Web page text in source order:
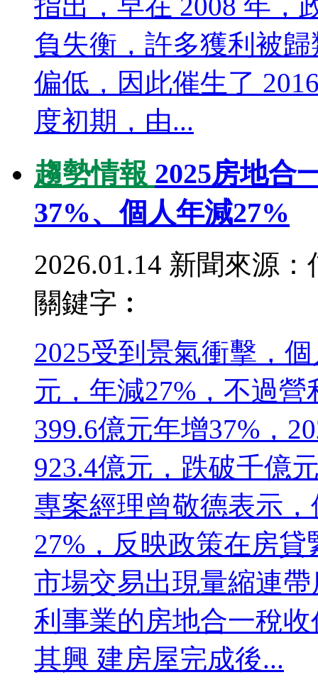
指出，早在 2008 年，
負失衡，許多獲利被
偏低，因此催生了
度初期，由...
趨勢情報 2025房地合
37%、個人年減27%
2026.01.14 新聞來源：
關鍵字︰
2025受到景氣衝擊，
元，年減27%，不過
399.6億元年增37%，
923.4億元，跌破千億
專案經理曾敬德表示
27%，反映政策在房
市場交易出現量縮連
利事業的房地合一稅
其興 建房屋完成後...